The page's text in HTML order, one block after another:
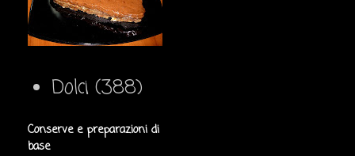
Dolci (388)
Conserve e preparazioni di
base